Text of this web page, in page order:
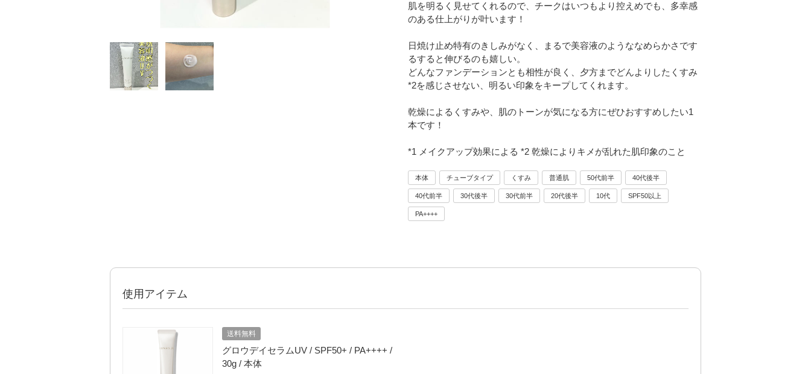
肌を明るく見せてくれるので、チークはいつもより控えめでも、多幸感
のある仕上がりが叶います！
日焼け止め特有のきしみがなく、まるで美容液のようななめらかさです
るすると伸びるのも嬉しい。
どんなファンデーションとも相性が良く、夕方までどんよりしたくすみ
*2を感じさせない、明るい印象をキープしてくれます。
乾燥によるくすみや、肌のトーンが気になる方にぜひおすすめしたい1
本です！
*1 メイクアップ効果による *2 乾燥によりキメが乱れた肌印象のこと
本体 チューブタイプ くすみ 普通肌 50代前半 40代後半
40代前半 30代後半 30代前半 20代後半 10代 SPF50以上
PA++++
使用アイテム
送料無料
グロウデイセラムUV / SPF50+ / PA++++ /
30g / 本体